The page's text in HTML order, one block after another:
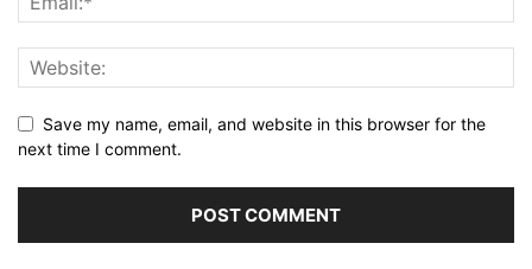
Save my name, email, and website in this browser for the
next time I comment.